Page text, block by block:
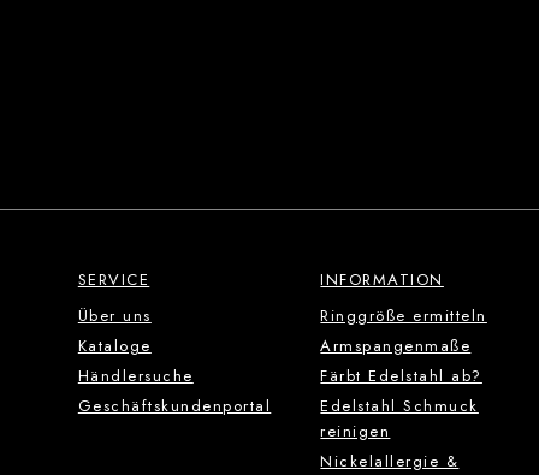
SERVICE
Über uns
Kataloge
Händlersuche
Geschäftskundenportal
INFORMATION
Ringgröße ermitteln
Armspangenmaße
Färbt Edelstahl ab?
Edelstahl Schmuck
reinigen
Nickelallergie &